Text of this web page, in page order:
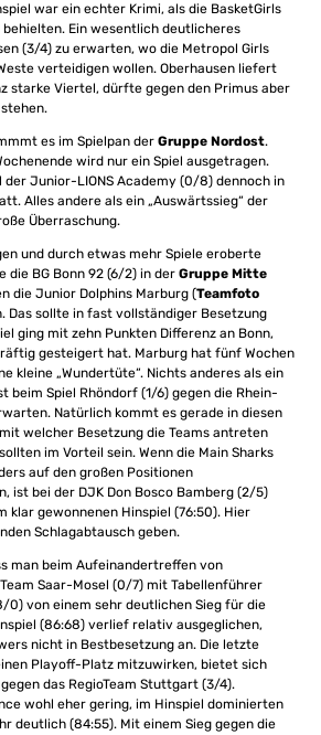
war ein echter Krimi, als die BasketGirls
Ein wesentlich deutlicheres
(3/4) zu erwarten, wo die Metropol Girls
verteidigen wollen. Oberhausen liefert
starke Viertel, dürfte gegen den Primus aber
es im Spielpan der Gruppe Nordost.
wird nur ein Spiel ausgetragen.
der Junior-LIONS Academy (0/8) dennoch in
Alles andere als ein „Auswärtssieg“ der
Überraschung.
und durch etwas mehr Spiele eroberte
die BG Bonn 92 (6/2) in der Gruppe Mitte
die Junior Dolphins Marburg (Teamfoto
Das sollte in fast vollständiger Besetzung
ging mit zehn Punkten Differenz an Bonn,
gesteigert hat. Marburg hat fünf Wochen
kleine „Wundertüte“. Nichts anderes als ein
beim Spiel Rhöndorf (1/6) gegen die Rhein-
Natürlich kommt es gerade in diesen
welcher Besetzung die Teams antreten
im Vorteil sein. Wenn die Main Sharks
auf den großen Positionen
ist bei der DJK Don Bosco Bamberg (2/5)
klar gewonnenen Hinspiel (76:50). Hier
Schlagabtausch geben.
man beim Aufeinandertreffen von
Saar-Mosel (0/7) mit Tabellenführer
0) von einem sehr deutlichen Sieg für die
(86:68) verlief relativ ausgeglichen,
nicht in Bestbesetzung an. Die letzte
Playoff-Platz mitzuwirken, bietet sich
das RegioTeam Stuttgart (3/4).
wohl eher gering, im Hinspiel dominierten
deutlich (84:55). Mit einem Sieg gegen die